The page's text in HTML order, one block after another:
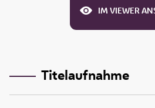
IM VIEWER
Titelaufnahme